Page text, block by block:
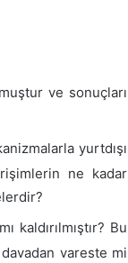
ve sonuçları
yurtdışı
ne kadar
Bu
vareste mi